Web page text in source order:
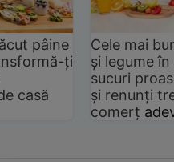
pâine
ți
casă
Cele mai
și legume
sucuri
și renunți
comerț